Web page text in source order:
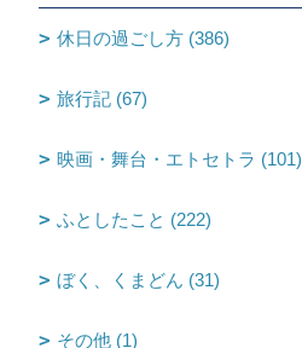
休日の過ごし方 (386)
旅行記 (67)
映画・舞台・エトセトラ (101)
ふとしたこと (222)
ぼく、くまどん (31)
その他 (1)